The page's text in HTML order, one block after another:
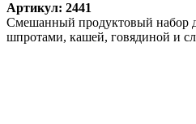
Артикул: 2441
Смешанный продуктовый набор
шпротами, кашей, говядиной и